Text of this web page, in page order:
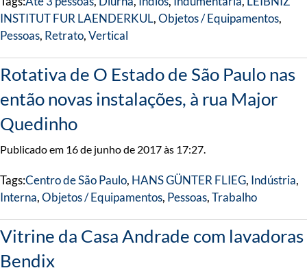
INSTITUT FUR LAENDERKUL,Objetos / Equipamentos,
Pessoas, Retrato,Vertical
Rotativa de O Estado de São Paulo nas
então novas instalações, à rua Major
Quedinho
Publicado em 16 de junho de 2017 às 17:27.
Tags:Centro de São Paulo, HANS GÜNTER FLIEG, Indústria,
Interna,Objetos / Equipamentos, Pessoas,Trabalho
Vitrine da Casa Andrade com lavadoras
Bendix